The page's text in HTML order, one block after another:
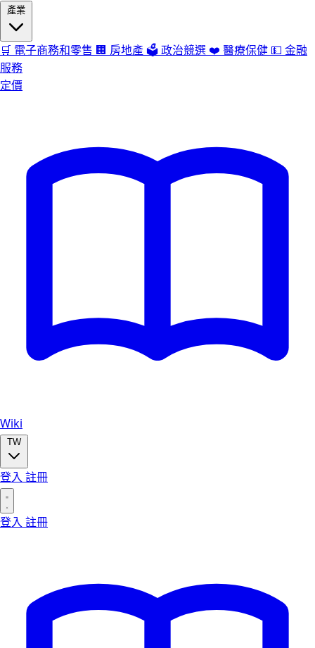
產業
🛒 電子商務和零售 🏢 房地產 🗳️政治競選 ❤️ 醫療保健 💵 金融
服務
定價
Wiki
TW
登入 註冊
登入 註冊